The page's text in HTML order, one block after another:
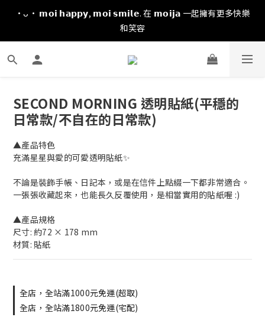
·ᴗ· 𝗺𝗼𝗶 𝗵𝗮𝗽𝗽𝘆, 𝗺𝗼𝗶 𝘀𝗺𝗶𝗹𝗲. 在 𝗺𝗼𝗶𝗷𝗮 一起擁有更多快樂
和笑容
SECOND MORNING 透明貼紙(平穩的
日常款/不自在的日常款)
▲產品特色
充滿星星與愛的可愛透明貼紙✨
不論是裝飾手帳、日記本，或是在信件上點綴一下都非常適合。
一張張收藏起來，也能長久反覆使用，是相當實用的貼紙喔 :)
▲產品規格
尺寸: 約72 × 178 mm
材質: 貼紙
全店，全站滿1000元免運(超取)
全店，全站滿1800元免運(宅配)